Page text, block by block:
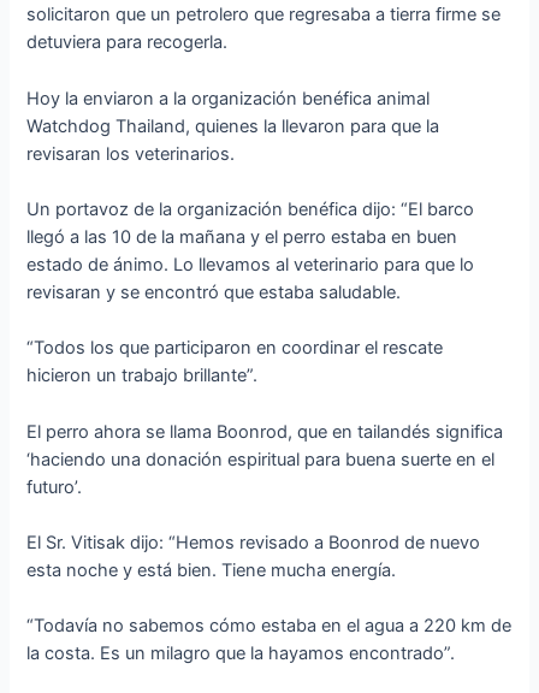
solicitaron que un petrolero que regresaba a tierra firme se
detuviera para recogerla.
Hoy la enviaron a la organización benéfica animal
Watchdog Thailand, quienes la llevaron para que la
revisaran los veterinarios.
Un portavoz de la organización benéfica dijo: “El barco
llegó a las 10 de la mañana y el perro estaba en buen
estado de ánimo. Lo llevamos al veterinario para que lo
revisaran y se encontró que estaba saludable.
“Todos los que participaron en coordinar el rescate
hicieron un trabajo brillante”.
El perro ahora se llama Boonrod, que en tailandés significa
‘haciendo una donación espiritual para buena suerte en el
futuro’.
El Sr. Vitisak dijo: “Hemos revisado a Boonrod de nuevo
esta noche y está bien. Tiene mucha energía.
“Todavía no sabemos cómo estaba en el agua a 220 km de
la costa. Es un milagro que la hayamos encontrado”.